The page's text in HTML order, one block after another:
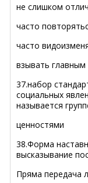
не слишком
часто
часто
взывать
37.набор
социальных
называется
ценностями
38.Форма
высказывание
Пряма передача